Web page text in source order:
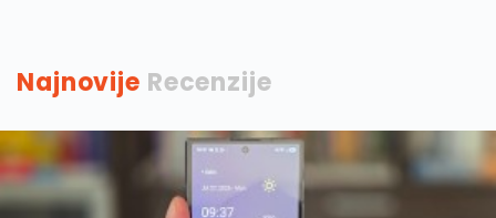
Najnovije Recenzije